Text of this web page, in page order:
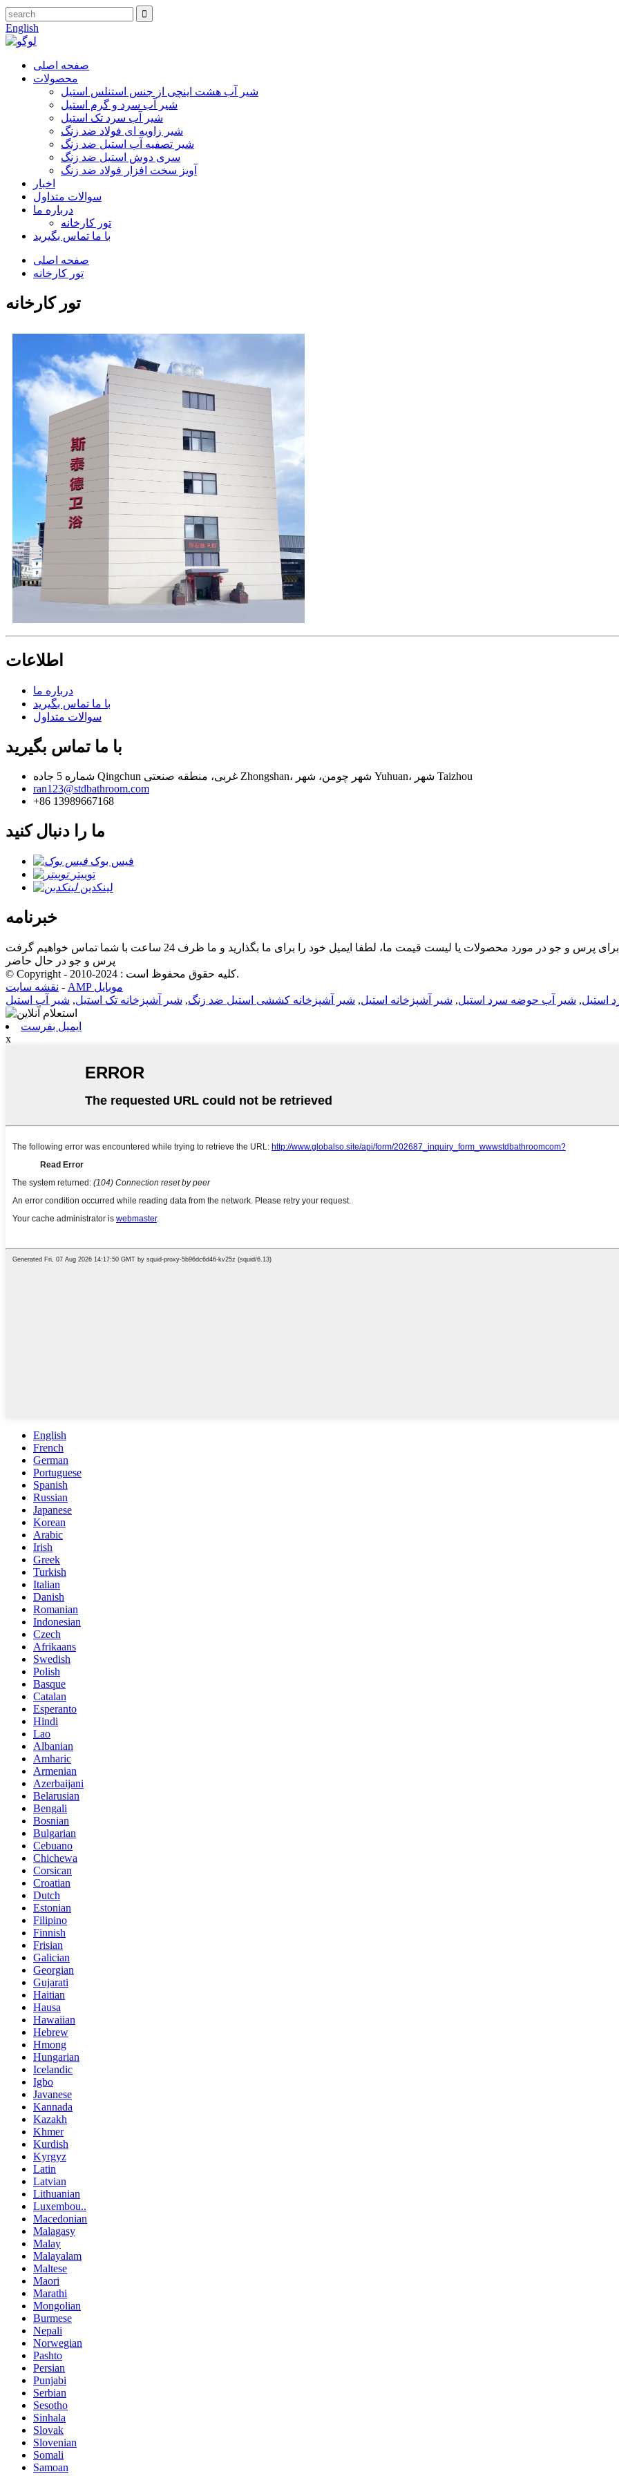
English
صفحه اصلی
محصولات
شیر آب هشت اینچی از جنس استنلس استیل
شیر آب سرد و گرم استیل
شیر آب سرد تک استیل
شیر زاویه ای فولاد ضد زنگ
شیر تصفیه آب استیل ضد زنگ
سری دوش استیل ضد زنگ
آویز سخت افزار فولاد ضد زنگ
اخبار
سوالات متداول
درباره ما
تور کارخانه
با ما تماس بگیرید
صفحه اصلی
تور کارخانه
تور کارخانه
اطلاعات
درباره ما
با ما تماس بگیرید
سوالات متداول
با ما تماس بگیرید
شماره 5 جاده Qingchun غربی، منطقه صنعتی Zhongshan، شهر چومن، شهر Yuhuan، شهر Taizhou
ran123@stdbathroom.com
+86 13989667168
ما را دنبال کنید
فیس بوک
توییتر
لینکدین
خبرنامه
پرس و جو در حال حاضر
© Copyright - 2010-2024 : کلیه حقوق محفوظ است.
نقشه سایت -
AMP موبایل
استیل, شیر آب حوضه سرد استیل, شیر آشپزخانه استیل, شیر آشپزخانه کششی استیل ضد زنگ, شیر آشپزخانه تک استیل, شیر آب استیل
ایمیل بفرست
x
English
French
German
Portuguese
Spanish
Russian
Japanese
Korean
Arabic
Irish
Greek
Turkish
Italian
Danish
Romanian
Indonesian
Czech
Afrikaans
Swedish
Polish
Basque
Catalan
Esperanto
Hindi
Lao
Albanian
Amharic
Armenian
Azerbaijani
Belarusian
Bengali
Bosnian
Bulgarian
Cebuano
Chichewa
Corsican
Croatian
Dutch
Estonian
Filipino
Finnish
Frisian
Galician
Georgian
Gujarati
Haitian
Hausa
Hawaiian
Hebrew
Hmong
Hungarian
Icelandic
Igbo
Javanese
Kannada
Kazakh
Khmer
Kurdish
Kyrgyz
Latin
Latvian
Lithuanian
Luxembou..
Macedonian
Malagasy
Malay
Malayalam
Maltese
Maori
Marathi
Mongolian
Burmese
Nepali
Norwegian
Pashto
Persian
Punjabi
Serbian
Sesotho
Sinhala
Slovak
Slovenian
Somali
Samoan